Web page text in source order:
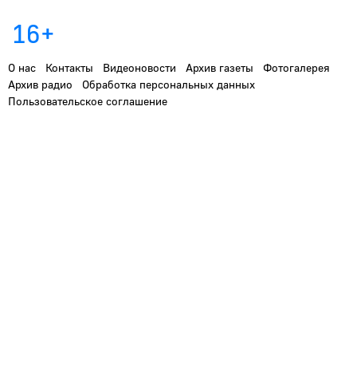
16+
О нас Контакты Видеоновости Архив газеты
Фотогалерея
Архив радио
Обработка персональных данных
Пользовательское соглашение